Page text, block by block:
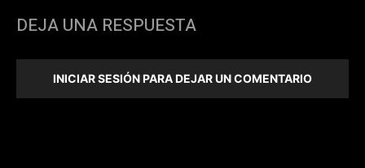
DEJA UNA RESPUESTA
INICIAR SESIÓN PARA DEJAR UN COMENTARIO